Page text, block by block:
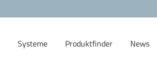
Systeme Produktfinder News